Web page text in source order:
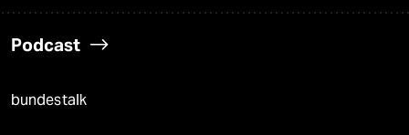
Podcast
bundestalk